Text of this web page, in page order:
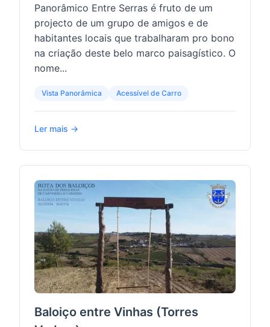
Panorâmico Entre Serras é fruto de um
projecto de um grupo de amigos e de
habitantes locais que trabalharam pro bono
na criação deste belo marco paisagístico. O
nome...
Vista Panorâmica Acessível de Carro
Ler mais →
Baloiço entre Vinhas (Torres